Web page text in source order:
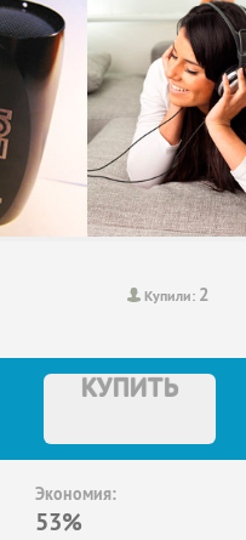
Купили: 2
КУПИТЬ
Экономия:
53%